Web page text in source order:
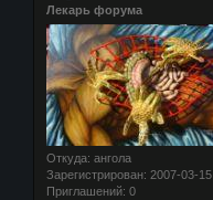
Лекарь форума
Откуда: ангола
Зарегистрирован: 2007-03-15
Приглашений: 0